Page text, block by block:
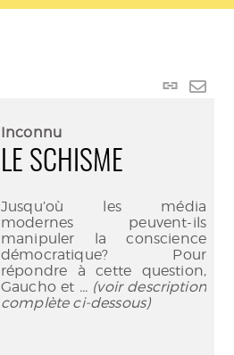
Lien
Inconnu
LE SCHISME
Jusqu’où les média
modernes peuvent-ils
manipuler la conscience
démocratique? Pour
répondre à cette question,
Gaucho et ... (voir description
complète ci-dessous)